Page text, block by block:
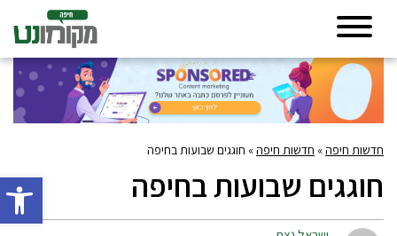
פתח
חדשות חיפה» חדשות חיפה» חוגגים שבועות בחיפה
חוגגים שבועות בחיפה